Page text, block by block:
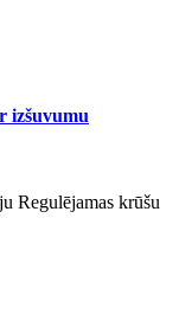
izšuvumu
Regulējamas krūšu